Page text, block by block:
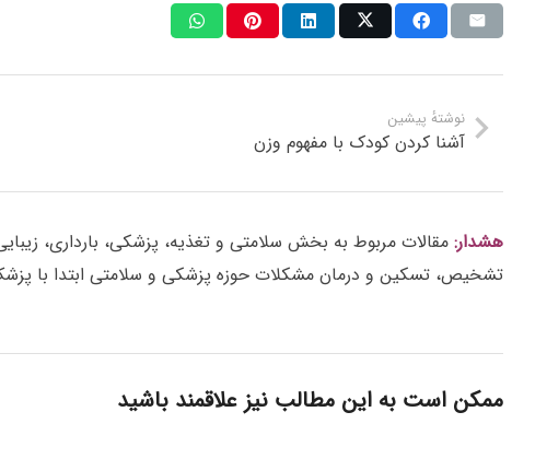
نوشتهٔ پیشین
آشنا کردن کودک با مفهوم وزن
هشدار: مقالات مربوط به بخش سلامتی و تغذیه، پزشکی، بارداری،
تشخیص، تسکین و درمان مشکلات حوزه پزشکی و سلامتی ابتدا با
ممکن است به این مطالب نیز علاقمند باشید